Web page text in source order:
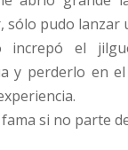
sólo pudo lanzar
increpó el
y perderlo en
si no parte